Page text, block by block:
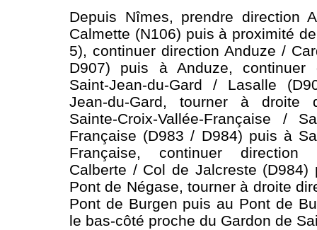
Depuis Nîmes, prendre direction
Calmette (N106) puis à proximité
5), continuer direction Anduze /
D907) puis à Anduze, continuer
Saint-Jean-du-Gard / Lasalle
Jean-du-Gard, tourner à droite
Sainte-Croix-Vallée-Française /
Française (D983 / D984) puis à
Française, continuer direction
Calberte / Col de Jalcreste
Pont de Négase, tourner à droite
Pont de Burgen puis au Pont de
le bas-côté proche du Gardon de